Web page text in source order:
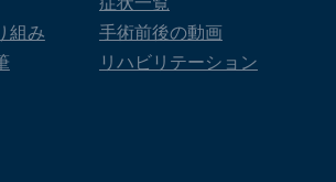
組み
手術前後の動画
リハビリテーション